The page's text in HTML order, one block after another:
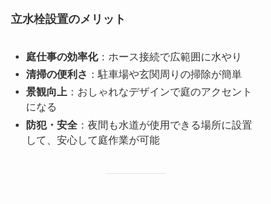
立水栓設置のメリット
庭仕事の効率化：ホース接続で広範囲に水やり
清掃の便利さ ：駐車場や玄関周りの掃除が簡単
景観向上 ：おしゃれなデザインで庭のアクセント
になる
防犯・安全 ：夜間も水道が使用できる場所に設置
して、安心して庭作業が可能